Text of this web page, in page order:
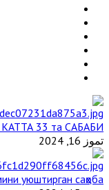
33 та САБАБИ
تموز 16, 2024
уюштирган саҳоба